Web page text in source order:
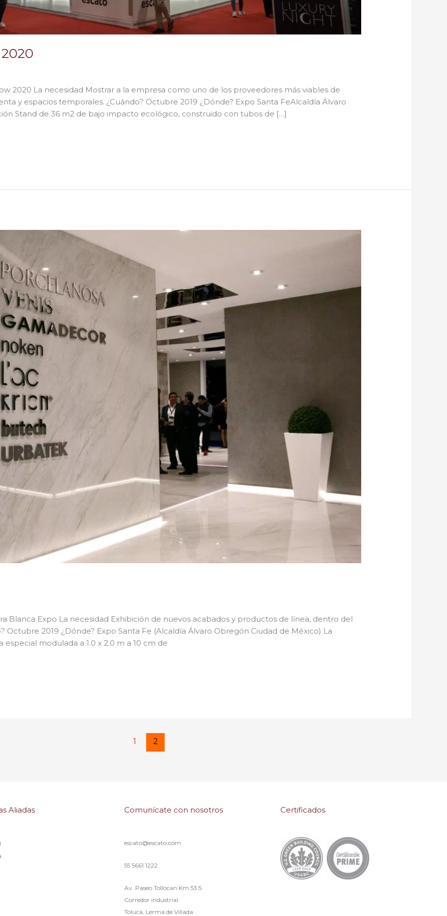
2020 La necesidad Mostrar a la empresa como uno de los proveedores más viables de
y espacios temporales. ¿Cuándo? Octubre 2019 ¿Dónde? Expo Santa FeAlcaldía Álvaro
Stand de 36 m2 de bajo impacto ecológico, construido con tubos de […]
Blanca Expo La necesidad Exhibición de nuevos acabados y productos de línea, dentro del
Octubre 2019 ¿Dónde? Expo Santa Fe (Alcaldía Álvaro Obregón Ciudad de México) La
modulada a 1.0 x 2.0 m a 10 cm de
1 2
Aliadas Comunícate con nosotros
escato@escato.com
55 5661 1222
Av. Paseo Tollocan Km 53.5
Corredor industrial
Toluca, Lerma de Villada
Certificados